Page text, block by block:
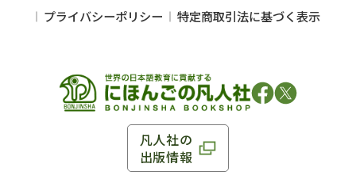
凡人社の
出版情報
プライバシーポリシー
特定商取引法に基づく表示